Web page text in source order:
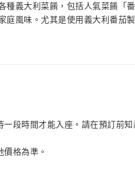
種義大利菜餚，包括人氣菜餚「
庭風味。尤其是使用義大利番茄
段時間才能入座。請在預訂前
格為準。